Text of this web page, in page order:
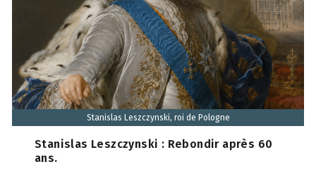
Stanislas Leszczynski, roi de Pologne
Stanislas Leszczynski : Rebondir après 60
ans.